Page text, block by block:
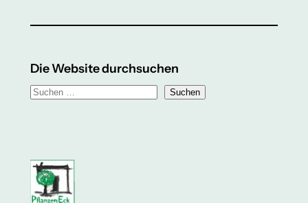
Die Website durchsuchen
S
e
Suchen